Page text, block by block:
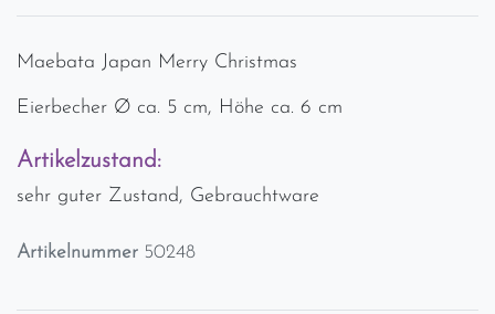
Maebata Japan Merry Christmas
Eierbecher Ø ca. 5 cm, Höhe ca. 6 cm
Artikelzustand:
sehr guter Zustand, Gebrauchtware
Artikelnummer 50248